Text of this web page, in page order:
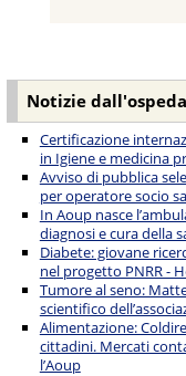
Notizie
Certificazione
in Igiene e medicina
Avviso di pubblica
per operatore socio
In Aoup nasce
diagnosi e cura della
Diabete: giovane
nel progetto PNRR -
Tumore al seno:
scientifico
Alimentazione:
cittadini. Mercati
l’Aoup